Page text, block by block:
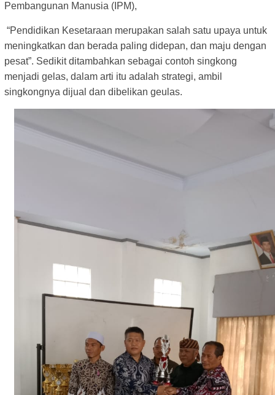
Pembangunan Manusia (IPM),
“Pendidikan Kesetaraan merupakan salah satu upaya untuk
meningkatkan dan berada paling didepan, dan maju dengan
pesat”. Sedikit ditambahkan sebagai contoh singkong
menjadi gelas, dalam arti itu adalah strategi, ambil
singkongnya dijual dan dibelikan geulas.